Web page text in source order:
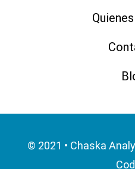
© 2021 • Chaska